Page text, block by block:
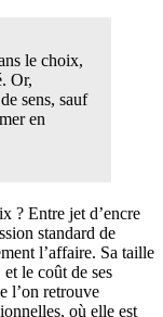
le choix,
Or,
sens, sauf
en
? Entre jet d’encre
standard de
l’affaire. Sa taille
le coût de ses
l’on retrouve
où elle est